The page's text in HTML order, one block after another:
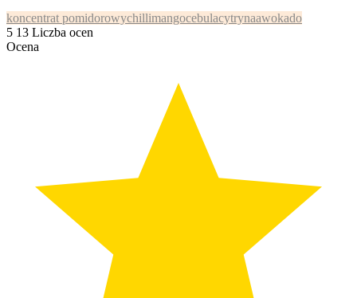
koncentrat pomidorowychillimangocebulacytrynaawokado
5 13 Liczba ocen
Ocena